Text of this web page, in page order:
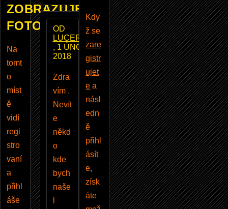
ZOBRAZUJE
FOTOBAZAR
Na
tomt
o
míst
ě
vidí
regi
stro
vaní
a
přihl
áše
OD
LUCER249
, 1 ÚNOR
2018
Zdra
vím .
Nevít
e
někd
o
kde
bych
naše
Kdy
ž se
zare
gistr
ujet
e a
násl
edn
ě
přihl
ásít
e,
získ
áte